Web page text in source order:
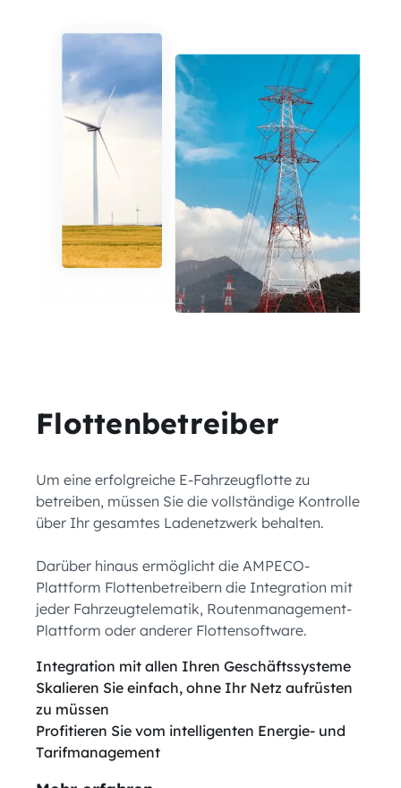
Flottenbetreiber
Um eine erfolgreiche E-Fahrzeugflotte zu
betreiben, müssen Sie die vollständige Kontrolle
über Ihr gesamtes Ladenetzwerk behalten.
Darüber hinaus ermöglicht die AMPECO-
Plattform Flottenbetreibern die Integration mit
jeder Fahrzeugtelematik, Routenmanagement-
Plattform oder anderer Flottensoftware.
Integration mit allen Ihren Geschäftssysteme
Skalieren Sie einfach, ohne Ihr Netz aufrüsten
zu müssen
Profitieren Sie vom intelligenten Energie- und
Tarifmanagement